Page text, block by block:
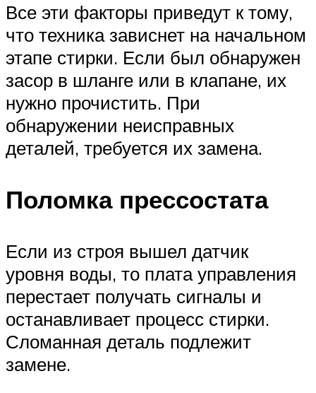
Все эти факторы приведут к тому,
что техника зависнет на начальном
этапе стирки. Если был обнаружен
засор в шланге или в клапане, их
нужно прочистить. При
обнаружении неисправных
деталей, требуется их замена.
Поломка прессостата
Если из строя вышел датчик
уровня воды, то плата управления
перестает получать сигналы и
останавливает процесс стирки.
Сломанная деталь подлежит
замене.